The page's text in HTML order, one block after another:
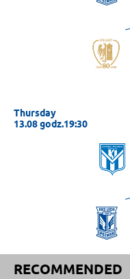
Thursday
13.08 godz.19:30
RECOMMENDED